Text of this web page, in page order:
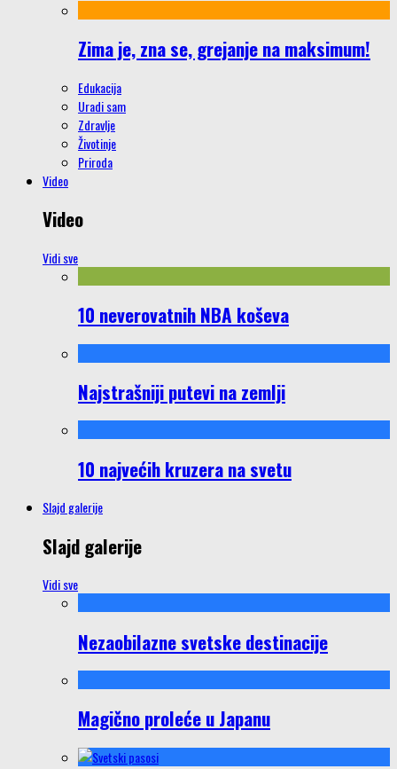
Zima je, zna se, grejanje na maksimum!
Edukacija
Uradi sam
Zdravlje
Životinje
Priroda
Video
Video
Vidi sve
10 neverovatnih NBA koševa
Najstrašniji putevi na zemlji
10 najvećih kruzera na svetu
Slajd galerije
Slajd galerije
Vidi sve
Nezaobilazne svetske destinacije
Magično proleće u Japanu